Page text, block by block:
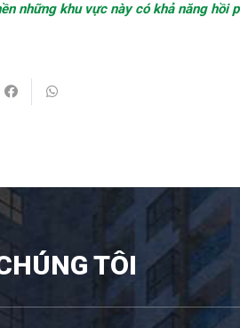
những khu vực này có khả năng hồi
TÔI